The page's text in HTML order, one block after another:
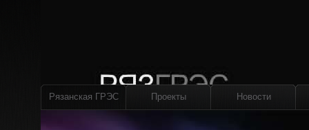
Рязанская ГРЭС Проекты Новости